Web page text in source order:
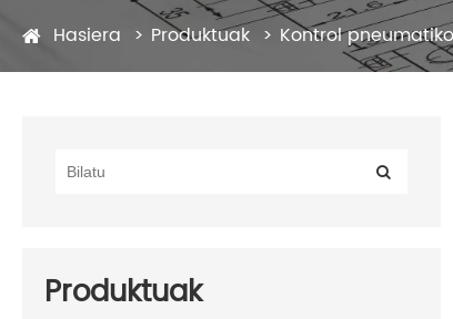
Hasiera Produktuak Kontrol
Produktuak